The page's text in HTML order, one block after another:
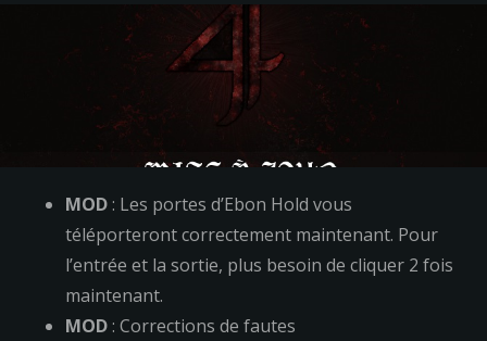
MOD: Les portes d’Ebon Hold vous
téléporteront correctement maintenant. Pour
l’entrée et la sortie, plus besoin de cliquer 2 fois
maintenant.
MOD: Corrections de fautes